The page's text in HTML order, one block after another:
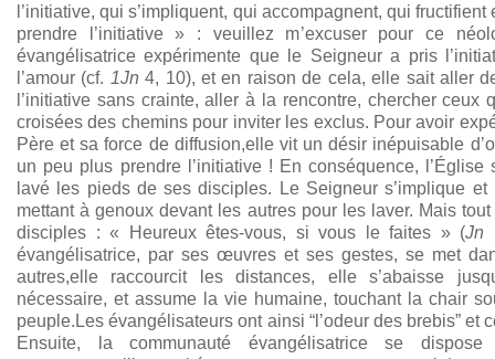
l’initiative, qui s’impliquent, qui accompagnent, qui
prendre l’initiative » : veuillez m’excuser pour ce
évangélisatrice expérimente que le Seigneur a pris
l’amour (cf. 1Jn 4, 10), et en raison de cela, elle sait aller
l’initiative sans crainte, aller à la rencontre, chercher ceux
croisées des chemins pour inviter les exclus. Pour avoir
Père et sa force de diffusion,elle vit un désir inépuisable
un peu plus prendre l’initiative ! En conséquence, l’Église
lavé les pieds de ses disciples. Le Seigneur s’implique
mettant à genoux devant les autres pour les laver. Mais
disciples : « Heureux êtes-vous, si vous le faites » (Jn
évangélisatrice, par ses œuvres et ses gestes, se met
autres,elle raccourcit les distances, elle s’abaisse
nécessaire, et assume la vie humaine, touchant la chair
peuple.Les évangélisateurs ont ainsi “l’odeur des brebis” et
Ensuite, la communauté évangélisatrice se dispose